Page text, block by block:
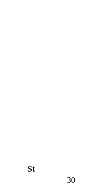
St
30